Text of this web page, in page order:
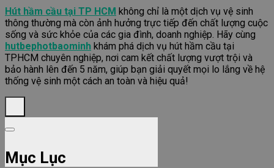
Hút hầm cầu tại TP HCM không chỉ là một dịch vụ vệ sinh
thông thường mà còn ảnh hưởng trực tiếp đến chất lượng cuộc
sống và sức khỏe của các gia đình, doanh nghiệp. Hãy cùng
hutbephotbaominh khám phá dịch vụ hút hầm cầu tại
TPHCM chuyên nghiệp, nơi cam kết chất lượng vượt trội và
bảo hành lên đến 5 năm, giúp bạn giải quyết mọi lo lắng về hệ
thống vệ sinh một cách an toàn và hiệu quả!
Mục Lục